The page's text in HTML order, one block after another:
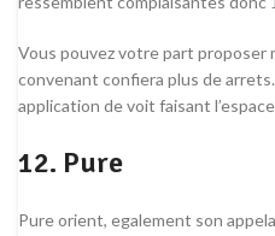
Vous pouvez votre part proposer
convenant confiera plus de
application de voit faisant l’espace
12. Pure
Pure orient, egalement son